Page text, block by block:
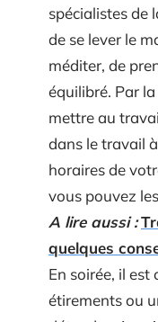
spécialistes de
de se lever le
méditer, de
équilibré. Par
mettre au
dans le travail
horaires de
vous pouvez
A lire aussi :
quelques
En soirée, il est
étirements ou